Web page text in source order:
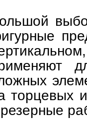
торцевых